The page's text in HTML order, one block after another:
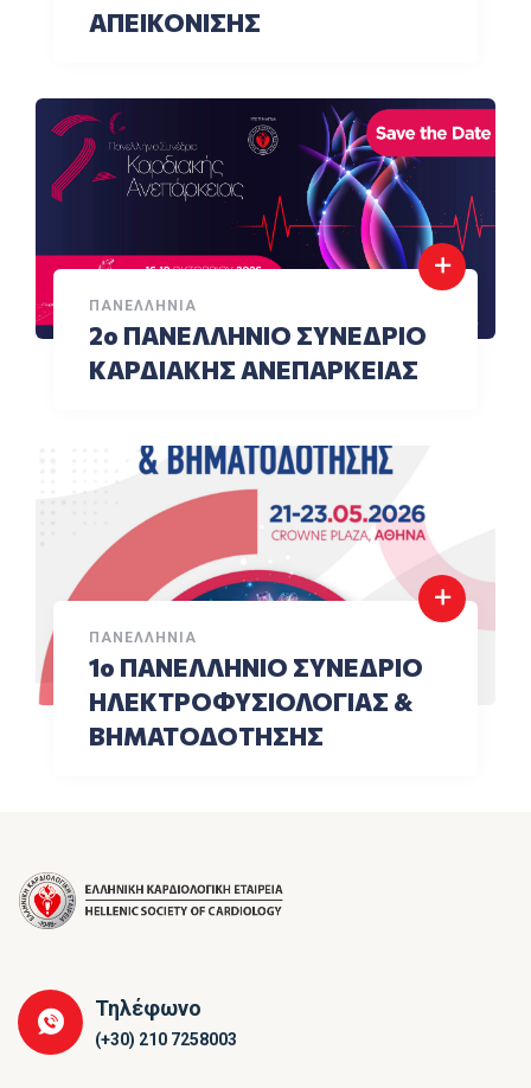
ΑΠΕΙΚΟΝΙΣΗΣ
ΠΑΝΕΛΛΉΝΙΑ
2ο ΠΑΝΕΛΛΗΝΙΟ ΣΥΝΕΔΡΙΟ
ΚΑΡΔΙΑΚΗΣ ΑΝΕΠΑΡΚΕΙΑΣ
ΠΑΝΕΛΛΉΝΙΑ
1ο ΠΑΝΕΛΛΗΝΙΟ ΣΥΝΕΔΡΙΟ
ΗΛΕΚΤΡΟΦΥΣΙΟΛΟΓΙΑΣ &
ΒΗΜΑΤΟΔΟΤΗΣΗΣ
Τηλέφωνο
(+30) 210 7258003